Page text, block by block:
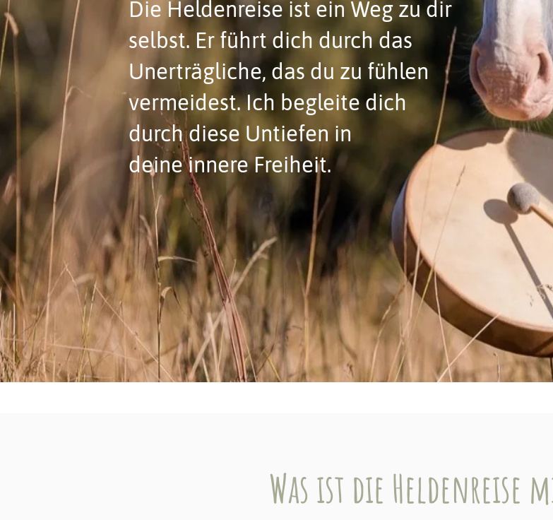
Die Heldenreise ist ein Weg zu dir
selbst. Er führt dich durch das
Unerträgliche, das du zu fühlen
vermeidest. Ich begleite dich
durch diese Untiefen in
deine innere Freiheit.
Was ist die Heldenreise